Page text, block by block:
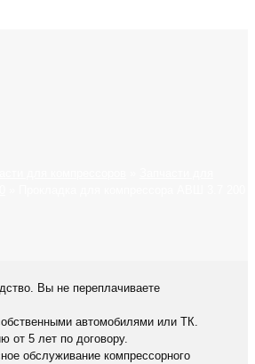
Вы не переплачиваете
автомобилями или ТК.
от 5 лет по договору.
обслуживание компрессорного